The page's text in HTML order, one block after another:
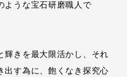
ような宝石研磨職人で
輝きを最大限活かし、それ
出す為に、飽くなき探究心